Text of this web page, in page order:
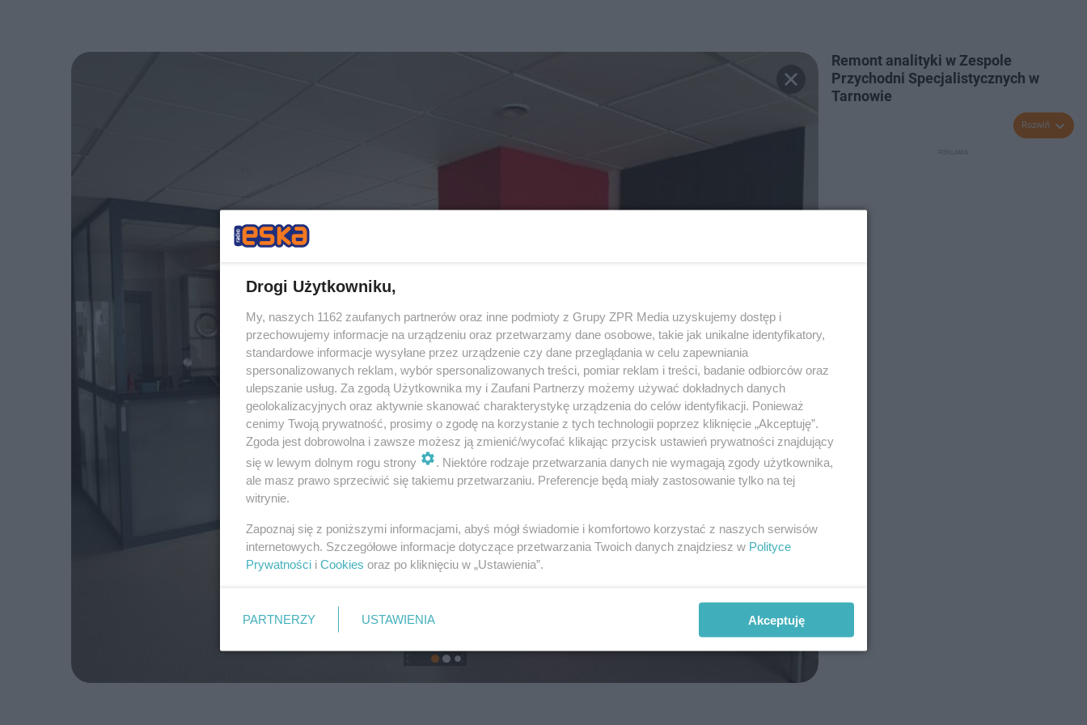
Remont analityki w Zespole
Przychodni Specjalistycznych w
Tarnowie
Rozwiń
Drogi Użytkowniku,
My, naszych 1162 zaufanych partnerów oraz inne podmioty z Grupy ZPR Media uzyskujemy dostęp i
przechowujemy informacje na urządzeniu oraz przetwarzamy dane osobowe, takie jak unikalne identyfikatory,
standardowe informacje wysyłane przez urządzenie czy dane przeglądania w celu zapewniania
spersonalizowanych reklam, wybór spersonalizowanych treści, pomiar reklam i treści, badanie odbiorców oraz
ulepszanie usług. Za zgodą Użytkownika my i Zaufani Partnerzy możemy używać dokładnych danych
geolokalizacyjnych oraz aktywnie skanować charakterystykę urządzenia do celów identyfikacji. Ponieważ
cenimy Twoją prywatność, prosimy o zgodę na korzystanie z tych technologii poprzez kliknięcie „Akceptuję”.
Zgoda jest dobrowolna i zawsze możesz ją zmienić/wycofać klikając przycisk ustawień prywatności znajdujący
się w lewym dolnym rogu strony
. Niektóre rodzaje przetwarzania danych nie wymagają zgody użytkownika,
ale masz prawo sprzeciwić się takiemu przetwarzaniu. Preferencje będą miały zastosowanie tylko na tej
witrynie.
Zapoznaj się z poniższymi informacjami, abyś mógł świadomie i komfortowo korzystać z naszych serwisów
internetowych. Szczegółowe informacje dotyczące przetwarzania Twoich danych znajdziesz w Polityce
Prywatności i Cookies oraz po kliknięciu w „Ustawienia”.
PARTNERZY USTAWIENIA Akceptuję